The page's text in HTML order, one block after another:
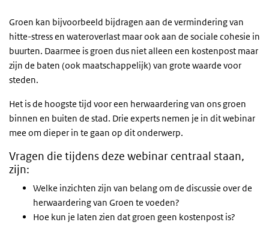
Groen kan bijvoorbeeld bijdragen aan de vermindering van
hitte-stress en wateroverlast maar ook aan de sociale cohesie in
buurten. Daarmee is groen dus niet alleen een kostenpost maar
zijn de baten (ook maatschappelijk) van grote waarde voor
steden.
Het is de hoogste tijd voor een herwaardering van ons groen
binnen en buiten de stad. Drie experts nemen je in dit webinar
mee om dieper in te gaan op dit onderwerp.
Vragen die tijdens deze webinar centraal staan,
zijn:
Welke inzichten zijn van belang om de discussie over de
herwaardering van Groen te voeden?
Hoe kun je laten zien dat groen geen kostenpost is?